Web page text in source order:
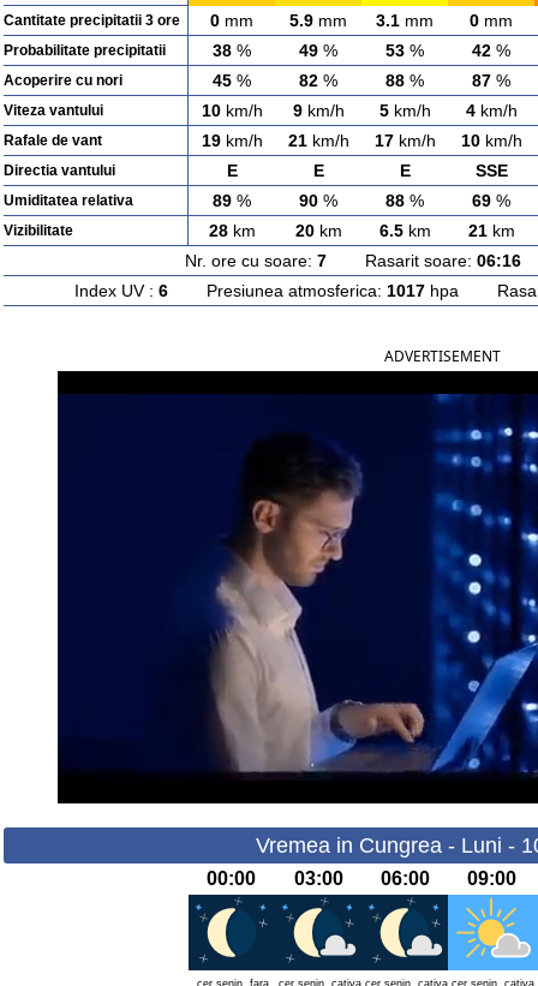
Cantitate precipitatii 3 ore 0 mm 5.9 mm 3.1 mm 0 mm
Probabilitate precipitatii 38 % 49 % 53 % 42 %
Acoperire cu nori 45 % 82 % 88 % 87 %
Viteza vantului 10km/h 9km/h 5km/h 4km/h
Rafale de vant 19km/h 21km/h 17km/h 10km/h
Directia vantului E E E SSE
Umiditatea relativa 89 % 90 % 88 % 69 %
Vizibilitate 28km 20km 6.5km 21km
Nr. ore cu soare: 7Rasarit soare: 06:16
Index UV : 6Presiunea atmosferica: 1017hpa
ADVERTISEMENT
Vremea in Cungrea - Luni -
00:00 03:00 06:00 09:00
cer senin, fara
cer senin, cativa cer senin, cativa cer senin, cativa